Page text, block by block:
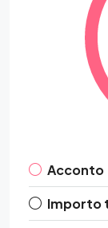
Acconto
Importo